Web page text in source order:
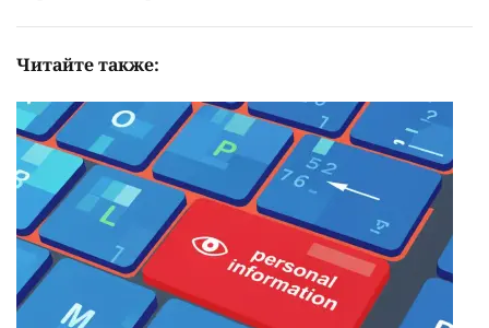
Читайте также: